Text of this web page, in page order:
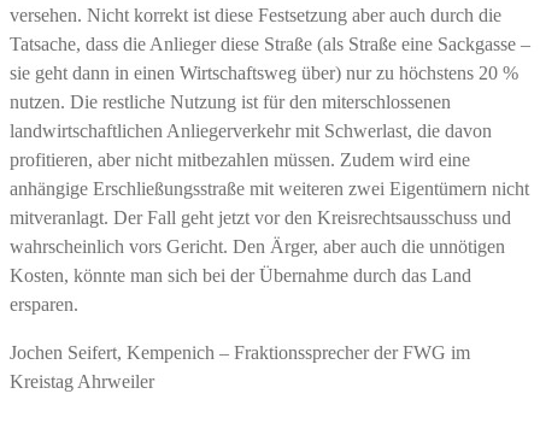
versehen. Nicht korrekt ist diese Festsetzung aber auch durch die
Tatsache, dass die Anlieger diese Straße (als Straße eine Sackgasse –
sie geht dann in einen Wirtschaftsweg über) nur zu höchstens 20 %
nutzen. Die restliche Nutzung ist für den miterschlossenen
landwirtschaftlichen Anliegerverkehr mit Schwerlast, die davon
profitieren, aber nicht mitbezahlen müssen. Zudem wird eine
anhängige Erschließungsstraße mit weiteren zwei Eigentümern nicht
mitveranlagt. Der Fall geht jetzt vor den Kreisrechtsausschuss und
wahrscheinlich vors Gericht. Den Ärger, aber auch die unnötigen
Kosten, könnte man sich bei der Übernahme durch das Land
ersparen.
Jochen Seifert, Kempenich – Fraktionssprecher der FWG im
Kreistag Ahrweiler